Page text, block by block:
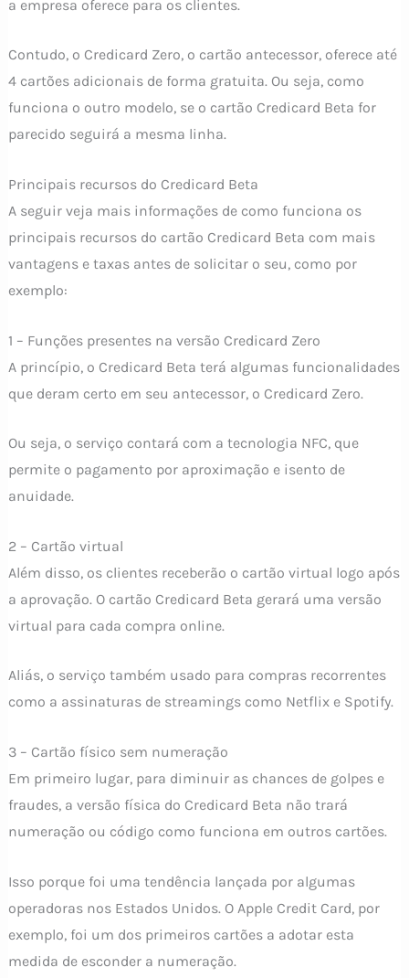
a empresa oferece para os clientes.
Contudo, o Credicard Zero, o cartão antecessor, oferece até
4 cartões adicionais de forma gratuita. Ou seja, como
funciona o outro modelo, se o cartão Credicard Beta for
parecido seguirá a mesma linha.
Principais recursos do Credicard Beta
A seguir veja mais informações de como funciona os
principais recursos do cartão Credicard Beta com mais
vantagens e taxas antes de solicitar o seu, como por
exemplo:
1 – Funções presentes na versão Credicard Zero
A princípio, o Credicard Beta terá algumas funcionalidades
que deram certo em seu antecessor, o Credicard Zero.
Ou seja, o serviço contará com a tecnologia NFC, que
permite o pagamento por aproximação e isento de
anuidade.
2 – Cartão virtual
Além disso, os clientes receberão o cartão virtual logo após
a aprovação. O cartão Credicard Beta gerará uma versão
virtual para cada compra online.
Aliás, o serviço também usado para compras recorrentes
como a assinaturas de streamings como Netflix e Spotify.
3 – Cartão físico sem numeração
Em primeiro lugar, para diminuir as chances de golpes e
fraudes, a versão física do Credicard Beta não trará
numeração ou código como funciona em outros cartões.
Isso porque foi uma tendência lançada por algumas
operadoras nos Estados Unidos. O Apple Credit Card, por
exemplo, foi um dos primeiros cartões a adotar esta
medida de esconder a numeração.